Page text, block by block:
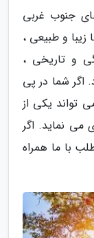
جنوب غربی
و طبیعی ،
و تاریخی ،
اگر شما در پی
تواند یکی از
می نماید. اگر
با ما همراه